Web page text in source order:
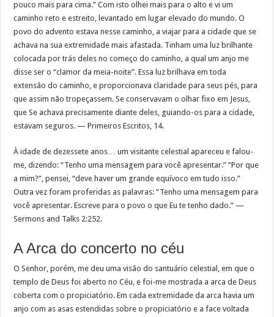
pouco mais para cima.” Com isto olhei mais para o alto e vi um
caminho reto e estreito, levantado em lugar elevado do mundo. O
povo do advento estava nesse caminho, a viajar para a cidade que se
achava na sua extremidade mais afastada. Tinham uma luz brilhante
colocada por trás deles no começo do caminho, a qual um anjo me
disse ser o “clamor da meia-noite”. Essa luz brilhava em toda
extensão do caminho, e proporcionava claridade para seus pés, para
que assim não tropeçassem. Se conservavam o olhar fixo em Jesus,
que Se achava precisamente diante deles, guiando-os para a cidade,
estavam seguros. — Primeiros Escritos, 14.
À idade de dezessete anos… um visitante celestial apareceu e falou-
me, dizendo: “Tenho uma mensagem para você apresentar.” “Por que
a mim?”, pensei, “deve haver um grande equívoco em tudo isso.”
Outra vez foram proferidas as palavras: “Tenho uma mensagem para
você apresentar. Escreve para o povo o que Eu te tenho dado.” —
Sermons and Talks 2:252.
A Arca do concerto no céu
O Senhor, porém, me deu uma visão do santuário celestial, em que o
templo de Deus foi aberto no Céu, e foi-me mostrada a arca de Deus
coberta com o propiciatório. Em cada extremidade da arca havia um
anjo com as asas estendidas sobre o propiciatório e a face voltada